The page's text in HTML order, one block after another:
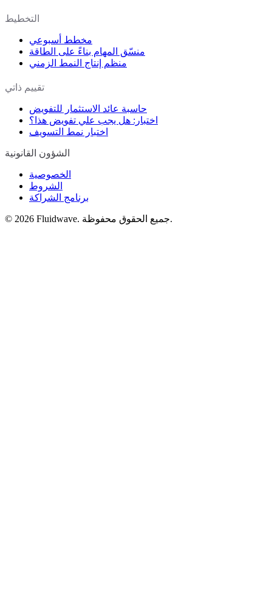
التخطيط
مخطط أسبوعي
منسّق المهام بناءً على الطاقة
منظم إنتاج النمط الزمني
تقييم ذاتي
حاسبة عائد الاستثمار للتفويض
اختبار: هل يجب علي تفويض هذا؟
اختبار نمط التسويف
الشؤون القانونية
الخصوصية
الشروط
برنامج الشراكة
© 2026 Fluidwave. جميع الحقوق محفوظة.